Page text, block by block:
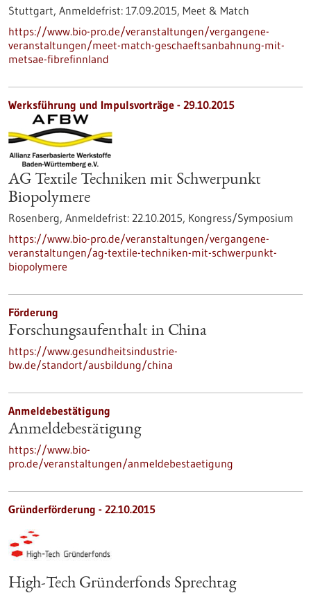
Stuttgart, Anmeldefrist: 17.09.2015, Meet & Match
https://www.bio-pro.de/veranstaltungen/vergangene-
veranstaltungen/meet-match-geschaeftsanbahnung-mit-
metsae-fibrefinnland
Werksführung und Impulsvorträge - 29.10.2015
AG Textile Techniken mit Schwerpunkt
Biopolymere
Rosenberg, Anmeldefrist: 22.10.2015, Kongress/Symposium
https://www.bio-pro.de/veranstaltungen/vergangene-
veranstaltungen/ag-textile-techniken-mit-schwerpunkt-
biopolymere
Förderung
Forschungsaufenthalt in China
https://www.gesundheitsindustrie-
bw.de/standort/ausbildung/china
Anmeldebestätigung
Anmeldebestätigung
https://www.bio-
pro.de/veranstaltungen/anmeldebestaetigung
Gründerförderung - 22.10.2015
High-Tech Gründerfonds Sprechtag